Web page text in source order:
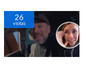
26
visitas